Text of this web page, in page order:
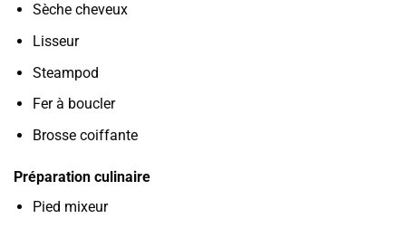
Sèche cheveux
Lisseur
Steampod
Fer à boucler
Brosse coiffante
Préparation culinaire
Pied mixeur